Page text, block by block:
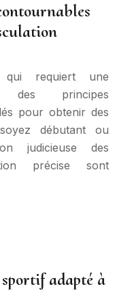
requiert une
des principes
pour obtenir des
débutant ou
judicieuse des
précise sont
adapté à